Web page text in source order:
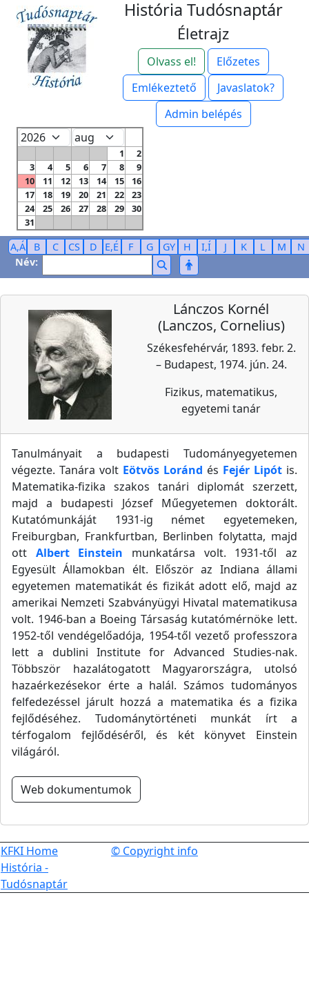
História Tudósnaptár
Életrajz
Olvass el!
Előzetes
Emlékeztető
Javaslatok?
Admin belépés
1
2
3
4 5 6 7 8
9
10
11 12 13 14 15
16
17
18 19 20 21 22
23
24
25 26 27 28 29
30
31
A,Á B C CS D E,É F G GY H I,Í J K L M
N
Név:
Lánczos Kornél
(Lanczos, Cornelius)
Székesfehérvár, 1893. febr. 2.
– Budapest, 1974. jún. 24.
Fizikus, matematikus,
egyetemi tanár
Tanulmányait a budapesti Tudományegyetemen
végezte. Tanára volt Eötvös Loránd és Fejér Lipót is.
Matematika-fizika szakos tanári diplomát szerzett,
majd a budapesti József Műegyetemen doktorált.
Kutatómunkáját 1931-ig német egyetemeken,
Freiburgban, Frankfurtban, Berlinben folytatta, majd
ott Albert Einstein munkatársa volt. 1931-től az
Egyesült Államokban élt. Először az Indiana állami
egyetemen matematikát és fizikát adott elő, majd az
amerikai Nemzeti Szabványügyi Hivatal matematikusa
volt. 1946-ban a Boeing Társaság kutatómérnöke lett.
1952-től vendégelőadója, 1954-től vezető professzora
lett a dublini Institute for Advanced Studies-nak.
Többször hazalátogatott Magyarországra, utolsó
hazaérkezésekor érte a halál. Számos tudományos
felfedezéssel járult hozzá a matematika és a fizika
fejlődéséhez. Tudománytörténeti munkát írt a
térfogalom fejlődéséről, és két könyvet Einstein
világáról.
Web dokumentumok
KFKI Home
História -
Tudósnaptár
© Copyright info